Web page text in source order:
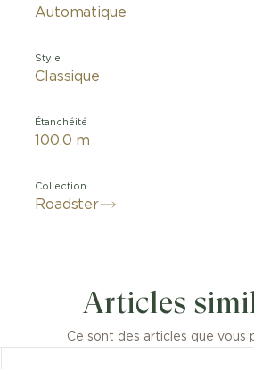
Automatique
Style
Classique
Étanchéité
100.0 m
Collection
Roadster
une véritable référence
inspiré des compteurs de
en forme de phare, rivets, vis :
Articles
Ce sont des articles que vous